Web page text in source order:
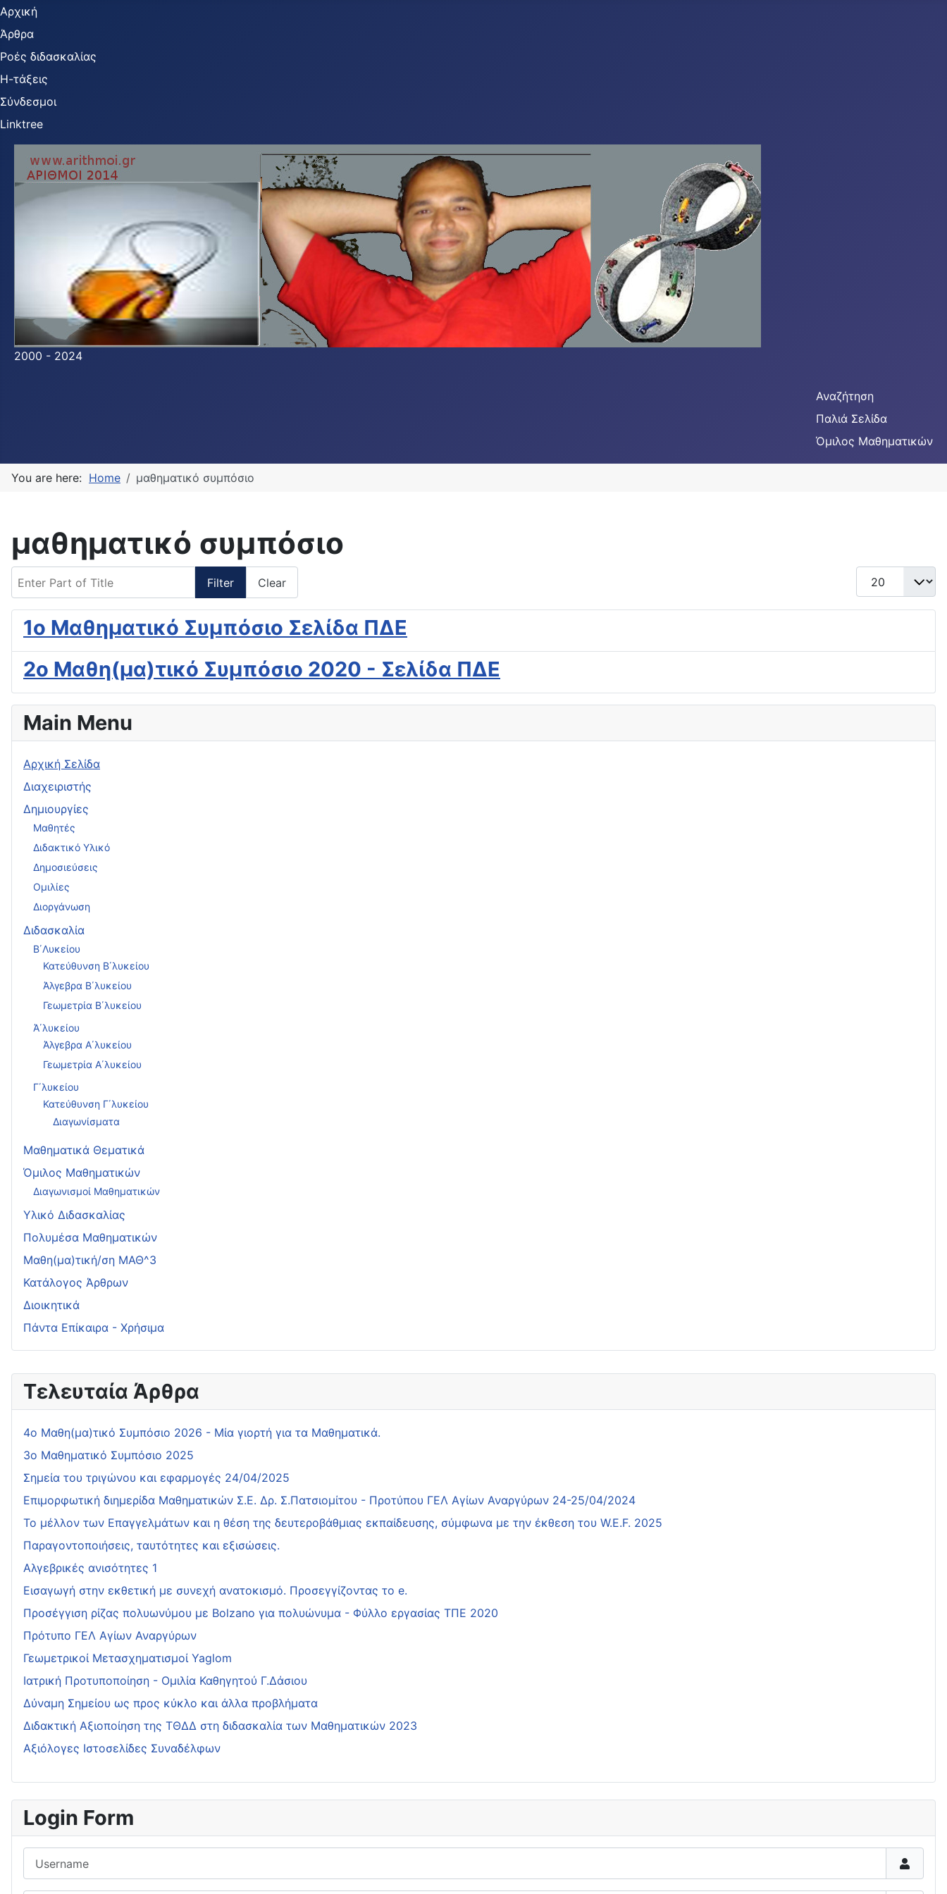
Αρχική
Άρθρα
Ροές διδασκαλίας
Η-τάξεις
Σύνδεσμοι
Linktree
2000 - 2024
Αναζήτηση
Παλιά Σελίδα
Όμιλος Μαθηματικών
You are here: Home μαθηματικό συμπόσιο
Τελευταία Άρθρα
4o Μαθη(μα)τικό Συμπόσιο 2026 - Μία γιορτή για τα Μαθηματικά.
3ο Μαθηματικό Συμπόσιο 2025
Σημεία του τριγώνου και εφαρμογές 24/04/2025
Επιμορφωτική διημερίδα Μαθηματικών Σ.Ε. Δρ. Σ.Πατσιομίτου - Προτύπου ΓΕΛ Αγίων Αναργύρων 24-25/04/2024
Το μέλλον των Επαγγελμάτων και η θέση της δευτεροβάθμιας εκπαίδευσης, σύμφωνα με την έκθεση του W.E.F. 2025
Παραγοντοποιήσεις, ταυτότητες και εξισώσεις.
Αλγεβρικές ανισότητες 1
Εισαγωγή στην εκθετική με συνεχή ανατοκισμό. Προσεγγίζοντας το e.
Προσέγγιση ρίζας πολυωνύμου με Bolzano για πολυώνυμα - Φύλλο εργασίας ΤΠΕ 2020
Πρότυπο ΓΕΛ Αγίων Αναργύρων
Γεωμετρικοί Μετασχηματισμοί Yaglom
Ιατρική Προτυποποίηση - Ομιλία Καθηγητού Γ.Δάσιου
Δύναμη Σημείου ως προς κύκλο και άλλα προβλήματα
Διδακτική Αξιοποίηση της ΤΘΔΔ στη διδασκαλία των Μαθηματικών 2023
Αξιόλογες Ιστοσελίδες Συναδέλφων
μαθηματικό συμπόσιο
Filter Clear
Display #
1ο Μαθηματικό Συμπόσιο Σελίδα ΠΔΕ
2ο Μαθη(μα)τικό Συμπόσιο 2020 - Σελίδα ΠΔΕ
Main Menu
Αρχική Σελίδα
Διαχειριστής
Δημιουργίες
Μαθητές
Διδακτικό Υλικό
Δημοσιεύσεις
Ομιλίες
Διοργάνωση
Διδασκαλία
Β΄Λυκείου
Κατεύθυνση Β΄λυκείου
Άλγεβρα Β΄λυκείου
Γεωμετρία Β΄λυκείου
Ά΄λυκείου
Άλγεβρα Α΄λυκείου
Γεωμετρία Α΄λυκείου
Γ΄λυκείου
Κατεύθυνση Γ΄λυκείου
Διαγωνίσματα
Μαθηματικά Θεματικά
Όμιλος Μαθηματικών
Διαγωνισμοί Μαθηματικών
Υλικό Διδασκαλίας
Πολυμέσα Μαθηματικών
Μαθη(μα)τική/ση ΜΑΘ^3
Κατάλογος Άρθρων
Διοικητικά
Πάντα Επίκαιρα - Χρήσιμα
Login Form